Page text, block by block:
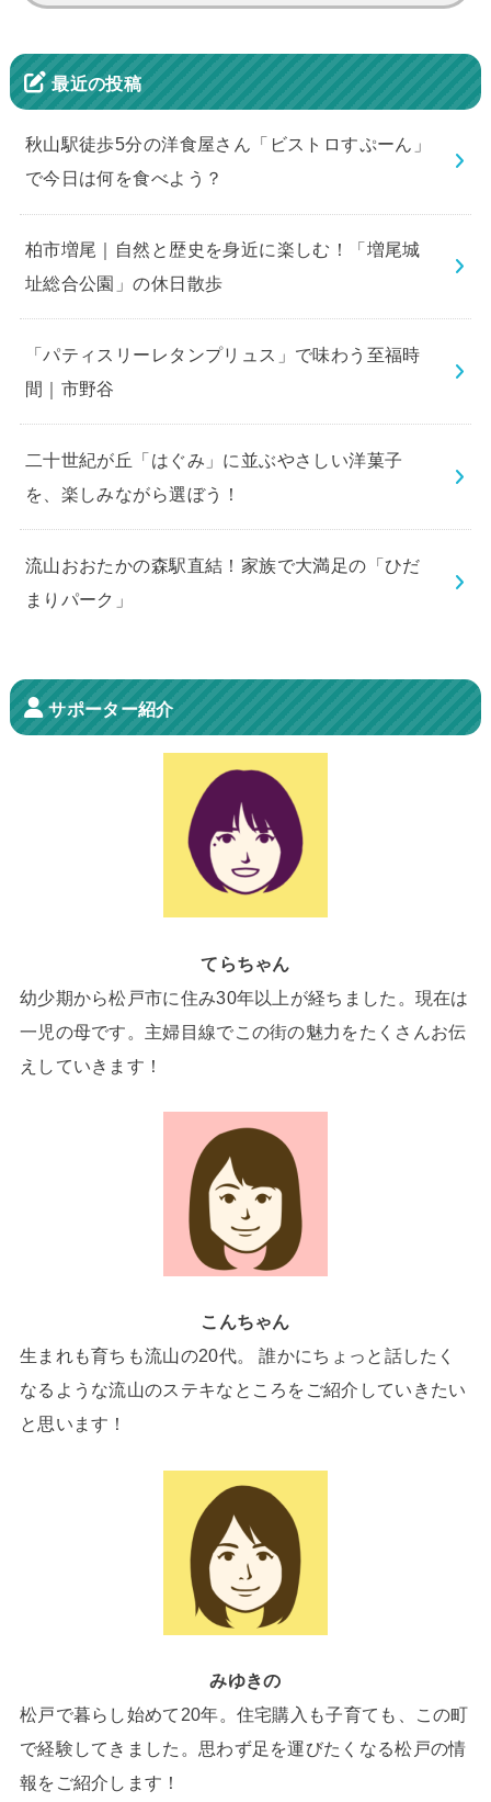
最近の投稿
秋山駅徒歩5分の洋食屋さん「ビストロすぷーん」
で今日は何を食べよう？
柏市増尾｜自然と歴史を身近に楽しむ！「増尾城
址総合公園」の休日散歩
「パティスリーレタンプリュス」で味わう至福時
間｜市野谷
二十世紀が丘「はぐみ」に並ぶやさしい洋菓子
を、楽しみながら選ぼう！
流山おおたかの森駅直結！家族で大満足の「ひだ
まりパーク」
サポーター紹介
てらちゃん
幼少期から松戸市に住み30年以上が経ちました。現在は
一児の母です。主婦目線でこの街の魅力をたくさんお伝
えしていきます！
こんちゃん
生まれも育ちも流山の20代。 誰かにちょっと話したく
なるような流山のステキなところをご紹介していきたい
と思います！
みゆきの
松戸で暮らし始めて20年。住宅購入も子育ても、この町
で経験してきました。思わず足を運びたくなる松戸の情
報をご紹介します！